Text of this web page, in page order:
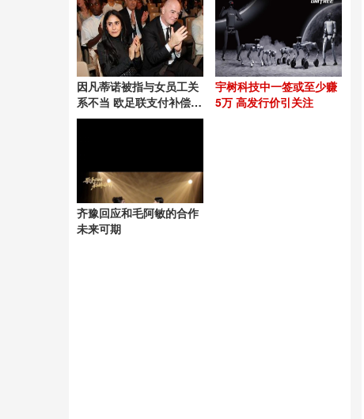
因凡蒂诺被指与女员工关
系不当 欧足联支付补偿金
引发争议
宇树科技中一签或至少赚
5万 高发行价引关注
齐豫回应和毛阿敏的合作
未来可期